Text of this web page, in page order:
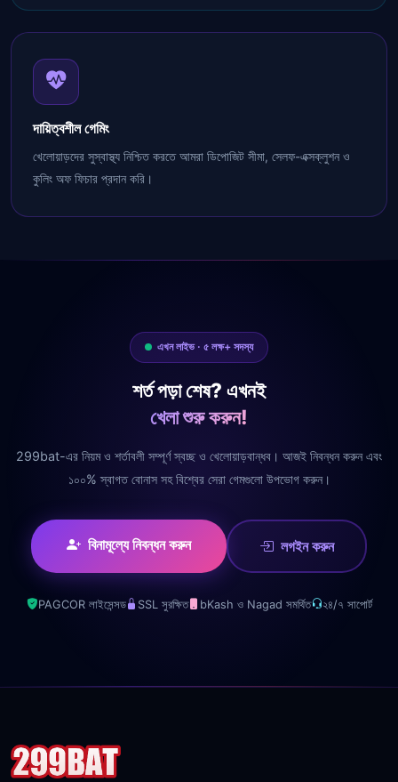
দায়িত্বশীল গেমিং
খেলোয়াড়দের সুস্বাস্থ্য নিশ্চিত করতে আমরা ডিপোজিট সীমা, সেলফ-এক্সক্লুশন ও
কুলিং অফ ফিচার প্রদান করি।
এখন লাইভ · ৫ লক্ষ+ সদস্য
শর্ত পড়া শেষ? এখনই
খেলা শুরু করুন!
299bat-এর নিয়ম ও শর্তাবলী সম্পূর্ণ স্বচ্ছ ও খেলোয়াড়বান্ধব। আজই নিবন্ধন করুন এবং
১০০% স্বাগত বোনাস সহ বিশ্বের সেরা গেমগুলো উপভোগ করুন।
বিনামূল্যে নিবন্ধন করুন লগইন করুন
PAGCOR লাইসেন্সড SSL সুরক্ষিত bKash ও Nagad সমর্থিত ২৪/৭ সাপোর্ট